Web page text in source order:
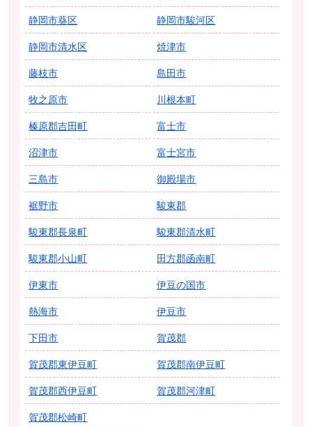
静岡市葵区 静岡市駿河区
静岡市清水区 焼津市
藤枝市 島田市
牧之原市 川根本町
榛原郡吉田町 富士市
沼津市 富士宮市
三島市 御殿場市
裾野市 駿東郡
駿東郡長泉町 駿東郡清水町
駿東郡小山町 田方郡函南町
伊東市 伊豆の国市
熱海市 伊豆市
下田市 賀茂郡
賀茂郡東伊豆町 賀茂郡南伊豆町
賀茂郡西伊豆町 賀茂郡河津町
賀茂郡松崎町